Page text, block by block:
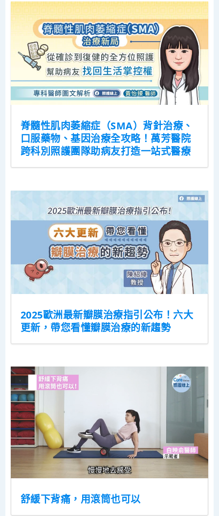
脊髓性肌肉萎縮症（SMA）背針治療、
口服藥物、基因治療全攻略！萬芳醫院
跨科別照護團隊助病友打造一站式醫療
2025歐洲最新瓣膜治療指引公布！六大
更新，帶您看懂瓣膜治療的新趨勢
舒緩下背痛，用滾筒也可以